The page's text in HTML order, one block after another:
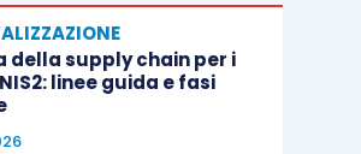
della supply chain per i
linee guida e fasi